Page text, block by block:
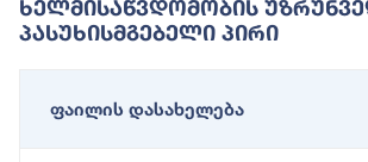
Ხელმისაწვდომობის
Პასუხისმგებელი Პირი
ფაილის დასახელება